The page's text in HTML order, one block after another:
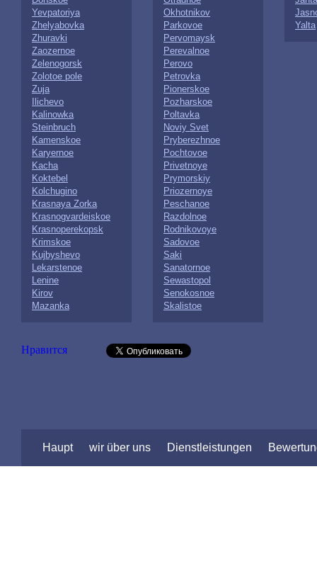
Yevpatoriya
Zhelyabovka
Zhuravki
Zaozernoe
Zelenogorsk
Zolotoe pole
Zuja
Ilichevo
Kalinowka
Steinbruch
Kamenskoe
Karyernoe
Kacha
Koktebel
Kolchugino
Krasnaya Zorka
Krasnogvardeiskoe
Krasnoperekopsk
Krimskoe
Kujbyshevo
Lekarstenoe
Lenine
Kirov
Mazanka
Okhotnikov
Parkovoe
Pervomaysk
Perevalnoe
Perovo
Petrovka
Pionerskoe
Pozharskoe
Poltavka
Noviy Svet
Pryberezhnoe
Pochtovoe
Privetnoye
Prymorskiy
Priozernoye
Peschanoe
Razdolnoe
Rodnikovoye
Sadovoe
Saki
Sanatornoe
Sewastopol
Senokosnoe
Skalistoe
Yalta
Нравится
Haupt wir über uns Dienstleistungen